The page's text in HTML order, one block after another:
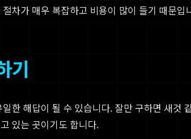
차가 매우 복잡하고 비용이 많이 들기 때문입
기
일한 해답이 될 수 있습니다. 잘만 구하면 새것
있는 곳이기도 합니다.